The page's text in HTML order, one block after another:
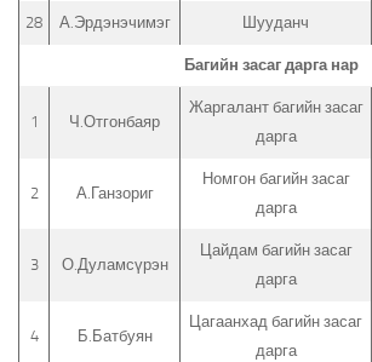
28 А.Эрдэнэчимэг Шууданч
Багийн засаг дарга нар
1 Ч.Отгонбаяр
Жаргалант багийн засаг
дарга
2 А.Ганзориг
Номгон багийн засаг
дарга
3 О.Дуламсүрэн
Цайдам багийн засаг
дарга
4 Б.Батбуян
Цагаанхад багийн засаг
дарга